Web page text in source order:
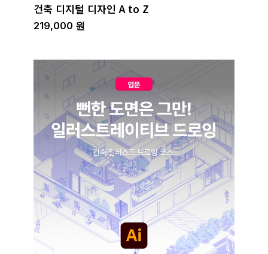
건축 디지털 디자인 A to Z
219,000 원